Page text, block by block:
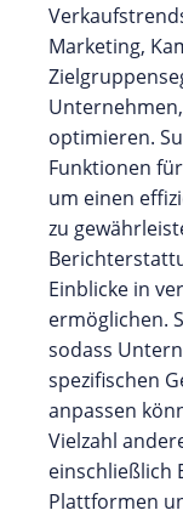
Marketing,
optimieren.
Funktionen
um einen
zu
Einblicke in
ermöglichen.
sodass
spezifischen
anpassen
Vielzahl
einschließlich
Plattformen